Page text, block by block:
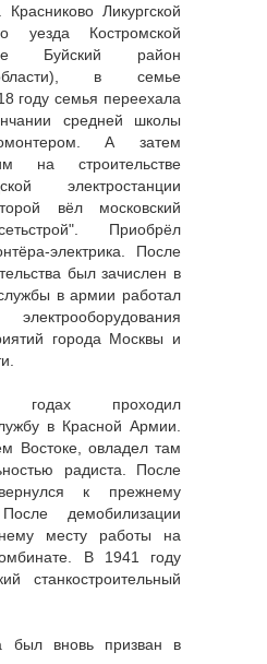
Ликургской
уезда Костромской
Буйский район
в семье
году семья переехала
средней школы
А затем
на строительстве
электростанции
вёл московский
Приобрёл
электрика. После
был зачислен в
в армии работал
города Москвы и
проходил
в Красной Армии.
Востоке, овладел там
радиста. После
к прежнему
демобилизации
месту работы на
В 1941 году
станкостроительный
был вновь призван в